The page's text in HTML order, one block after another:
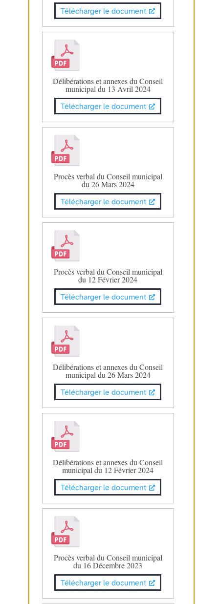
Télécharger le document
Délibérations et annexes du Conseil
municipal du 13 Avril 2024
Télécharger le document
Procès verbal du Conseil municipal
du 26 Mars 2024
Télécharger le document
Procès verbal du Conseil municipal
du 12 Février 2024
Télécharger le document
Délibérations et annexes du Conseil
municipal du 26 Mars 2024
Télécharger le document
Délibérations et annexes du Conseil
municipal du 12 Février 2024
Télécharger le document
Procès verbal du Conseil municipal
du 16 Décembre 2023
Télécharger le document